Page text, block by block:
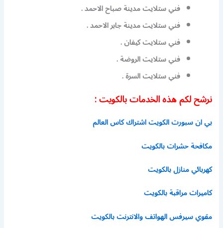
فني ستلايت مدينة صباح الاحمد .
فني ستلايت مدينة جابر الاحمد .
فني ستلايت كيفان .
فني ستلايت الروضة .
فني ستلايت السرة .
نرشح لكم هذه الخدمات بالكويت :
بي ان سبورت الكويت اشتراك كاس العالم
مكافحة حشرات بالكويت
كهربائي منازل بالكويت
كاميرات مراقبة بالكويت
مقوي سيرفس الهواتف والانترنت بالكويت